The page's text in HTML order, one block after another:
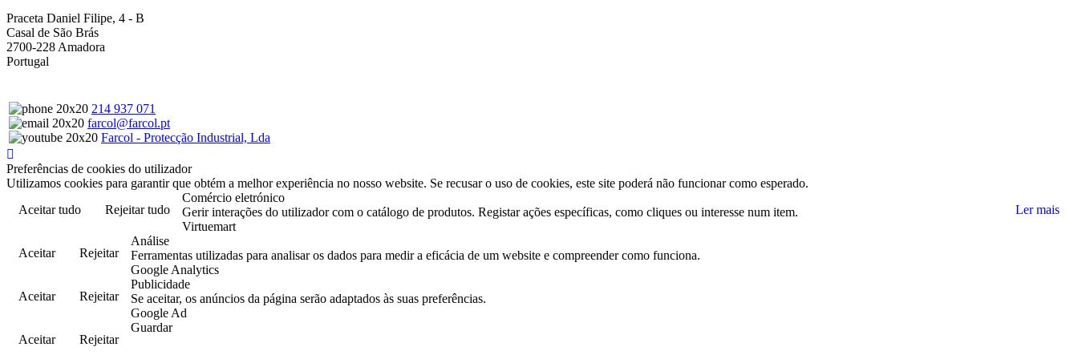
Praceta Daniel Filipe, 4 - B
Casal de São Brás
2700-228 Amadora
Portugal
214 937 071
farcol@farcol.pt
Farcol - Protecção Industrial, Lda
Preferências de cookies do utilizador
Utilizamos cookies para garantir que obtém a melhor experiência no nosso website. Se recusar o uso de cookies, este site poderá não funcionar como esperado.
Aceitar tudo
Rejeitar tudo Ler mais
Comércio eletrónico
Gerir interações do utilizador com o catálogo de produtos. Registar ações específicas, como cliques ou interesse num item.
Virtuemart
Aceitar
Rejeitar
Análise
Ferramentas utilizadas para analisar os dados para medir a eficácia de um website e compreender como funciona.
Google Analytics
Aceitar
Rejeitar
Publicidade
Se aceitar, os anúncios da página serão adaptados às suas preferências.
Google Ad
Aceitar
Rejeitar
Guardar